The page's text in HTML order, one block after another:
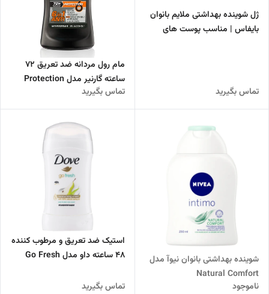
ژل شوینده بهداشتی ملایم بانوان
بایفاس | مناسب پوست های
تماس بگیرید
مام رول مردانه ضد تعریق 72
ساعته گارنیر مدل Protection
تماس بگیرید
شوینده بهداشتی بانوان نیوآ مدل
Natural Comfort
ناموجود
استیک ضد تعریق و مرطوب کننده
48 ساعته داو مدل Go Fresh
تماس بگیرید